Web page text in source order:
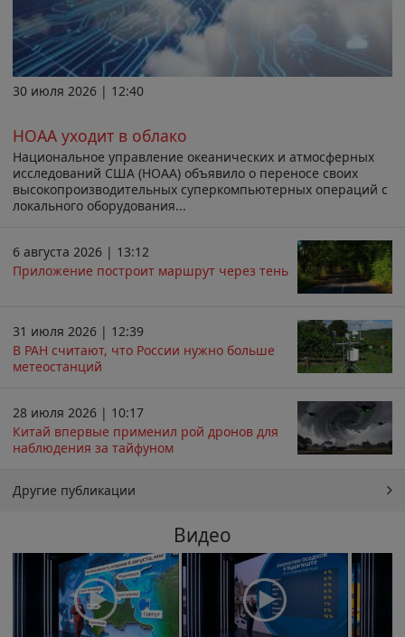
30 июля 2026 | 12:40
НОАА уходит в облако
Национальное управление океанических и атмосферных
исследований США (НОАА) объявило о переносе своих
высокопроизводительных суперкомпьютерных операций с
локального оборудования...
6 августа 2026 | 13:12
Приложение построит маршрут через тень
31 июля 2026 | 12:39
В РАН считают, что России нужно больше
метеостанций
28 июля 2026 | 10:17
Китай впервые применил рой дронов для
наблюдения за тайфуном
Другие публикации
Видео